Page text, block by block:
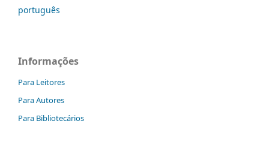
português
Informações
Para Leitores
Para Autores
Para Bibliotecários